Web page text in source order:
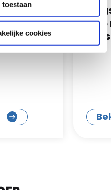
toestaan
cookies
deksel
1460
6.85